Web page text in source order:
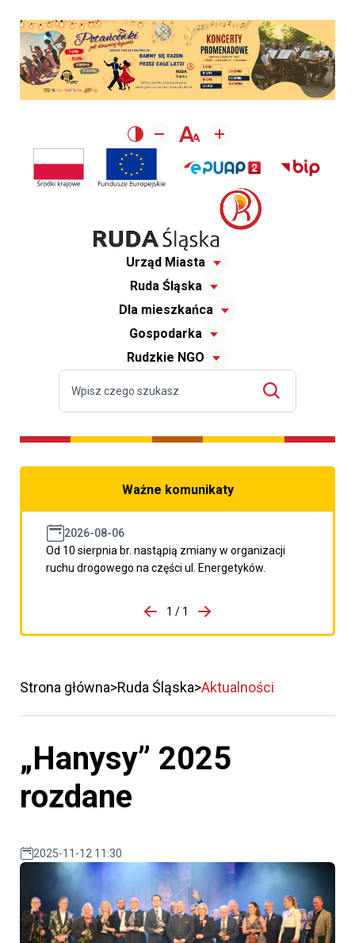
Urząd Miasta
Ruda Śląska
Dla mieszkańca
Gospodarka
Rudzkie NGO
Ważne komunikaty
2026-08-06
Od 10 sierpnia br. nastąpią zmiany w organizacji
ruchu drogowego na części ul. Energetyków.
porzpedniego komunikatu
1 / 1
Przejdź do następnego
Strona główna Ruda Śląska Aktualności
„Hanysy” 2025
rozdane
2025-11-12 11:30